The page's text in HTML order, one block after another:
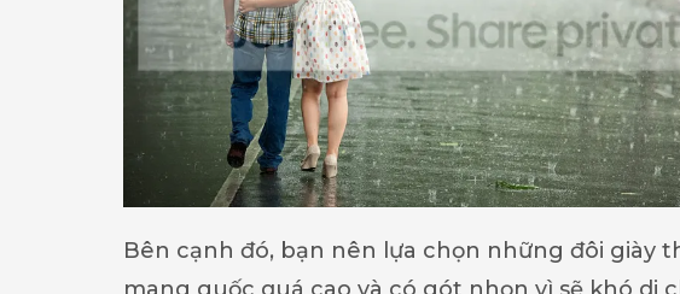
Bên cạnh đó, bạn nên lựa chọn những đôi giày